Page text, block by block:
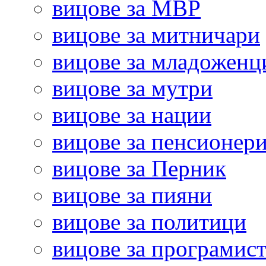
вицове за МВР
вицове за митничари
вицове за
вицове за мутри
вицове за нации
вицове за
вицове за Перник
вицове за пияни
вицове за политици
вицове за